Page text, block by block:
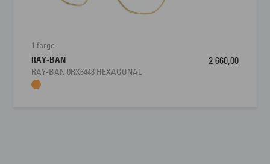
1 farge
RAY-BAN
RAY-BAN 0RX6448 HEXAGONAL
2 660,00